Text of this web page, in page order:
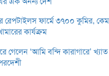
রেপটাইলস ফার্মে ৩৭০০ কুমির,
কার্যক্রম
গেলেন ‘আমি বন্দি কারাগারে’ খ্যাত